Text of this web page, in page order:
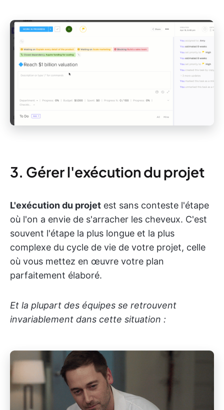
3. Gérer l'exécution du projet
L'exécution du projet est sans conteste l'étape
où l'on a envie de s'arracher les cheveux. C'est
souvent l'étape la plus longue et la plus
complexe du cycle de vie de votre projet, celle
où vous mettez en œuvre votre plan
parfaitement élaboré.
Et la plupart des équipes se retrouvent
invariablement dans cette situation :